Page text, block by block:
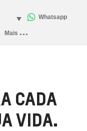
CADA
VIDA.